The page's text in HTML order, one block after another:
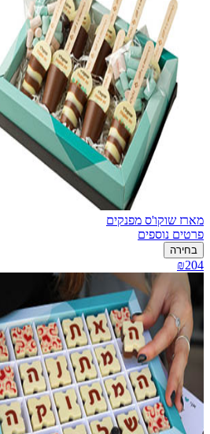
מארז שוקו'ס מפנקים
פרטים נוספים
בחירה
₪204